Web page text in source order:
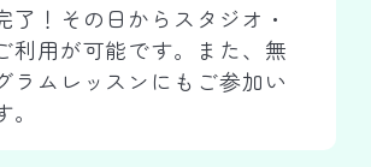
了！その日からスタジオ・
利用が可能です。また、無
ラムレッスンにもご参加い